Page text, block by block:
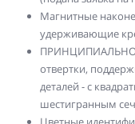
Магнитные
удерживающие
ПРИНЦИПИАЛЬНО
отвертки,
деталей - с
шестигранным